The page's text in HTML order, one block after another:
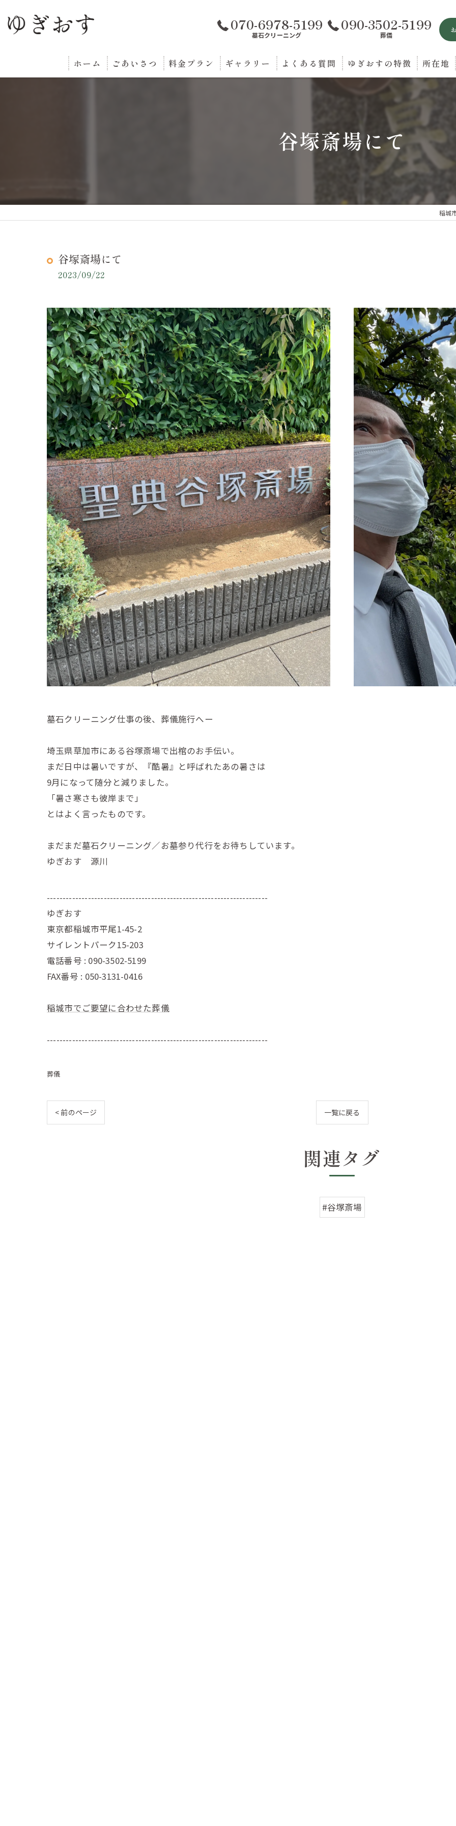
070-6978-5199
墓石クリーニング
090-3502-5199
葬儀
ホーム ごあいさつ 料金プラン ギャラリー よくある質問 ゆぎおすの特徴
法要
所在地
谷塚斎場にて
稲城
谷塚斎場にて
2023/09/22
墓石クリーニング仕事の後、葬儀施行へー
埼玉県草加市にある谷塚斎場で出棺のお手伝い。
まだ日中は暑いですが、『酷暑』と呼ばれたあの暑さは
9月になって随分と減りました。
「暑さ寒さも彼岸まで」
とはよく言ったものです。
まだまだ墓石クリーニング／お墓参り代行をお待ちしています。
ゆぎおす 源川
----------------------------------------------------------------------
ゆぎおす
東京都稲城市平尾1-45-2
サイレントパーク15-203
電話番号 : 090-3502-5199
FAX番号 : 050-3131-0416
稲城市でご要望に合わせた葬儀
----------------------------------------------------------------------
葬儀
< 前のページ 一覧に戻る
関連タグ
#谷塚斎場